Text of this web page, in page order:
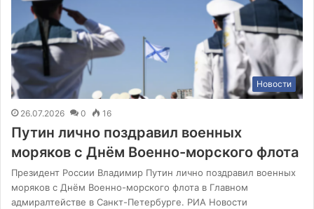
Новости
26.07.2026 0 16
Путин лично поздравил военных
моряков с Днём Военно-морского флота
Президент России Владимир Путин лично поздравил военных
моряков с Днём Военно-морского флота в Главном
адмиралтействе в Санкт-Петербурге. РИА Новости